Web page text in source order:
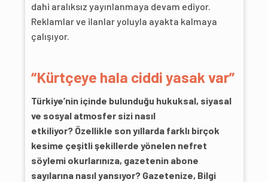
dahi aralıksız yayınlanmaya devam ediyor.
Reklamlar ve ilanlar yoluyla ayakta kalmaya
çalışıyor.
“Kürtçeye hala ciddi yasak var”
Türkiye’nin içinde bulunduğu hukuksal, siyasal
ve sosyal atmosfer sizi nasıl
etkiliyor? Özellikle son yıllarda farklı birçok
kesime çeşitli şekillerde yönelen nefret
söylemi okurlarınıza, gazetenin abone
sayılarına nasıl yansıyor? Gazetenize, Bilgi